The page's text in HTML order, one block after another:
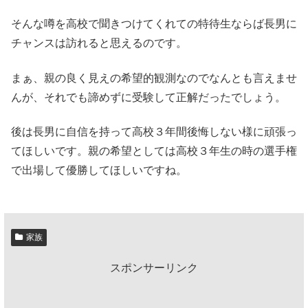
そんな噂を高校で聞きつけてくれての特待生ならば長男に
チャンスは訪れると思えるのです。
まぁ、親の良く見えの希望的観測なのでなんとも言えませ
んが、それでも諦めずに受験して正解だったでしょう。
後は長男に自信を持って高校３年間後悔しない様に頑張っ
てほしいです。親の希望としては高校３年生の時の選手権
で出場して優勝してほしいですね。
家族
スポンサーリンク